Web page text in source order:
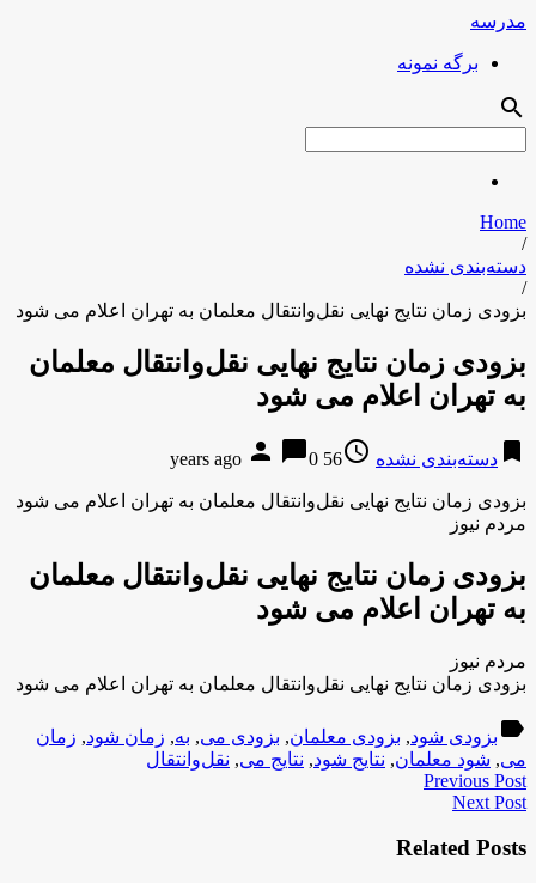
مدرسه
برگه نمونه
search
Home
/
دسته‌بندی نشده
/
بزودی زمان نتایج نهایی نقل‌وانتقال معلمان به تهران اعلام می شود
بزودی زمان نتایج نهایی نقل‌وانتقال معلمان
به تهران اعلام می شود
bookmark دسته‌بندی نشده access_time
56 years ago
person chat_bubble0
بزودی زمان نتایج نهایی نقل‌وانتقال معلمان به تهران اعلام می شود
مردم نیوز
بزودی زمان نتایج نهایی نقل‌وانتقال معلمان
به تهران اعلام می شود
مردم نیوز
بزودی زمان نتایج نهایی نقل‌وانتقال معلمان به تهران اعلام می شود
label بزودی شود, بزودی معلمان, بزودی می, به, زمان شود, زمان
می, شود معلمان, نتایج شود, نتایج می, نقل‌وانتقال
Previous Post
Next Post
Related Posts